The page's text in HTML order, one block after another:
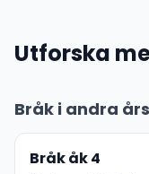
Utforska
Bråk i andra
Bråk åk 4